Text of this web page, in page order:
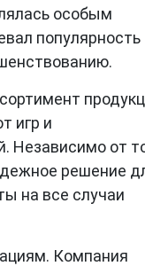
особым
популярность
игр и
Независимо от
решение
на все случаи
Компания